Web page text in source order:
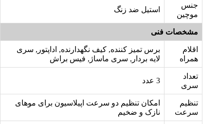
جنس
موچین
استیل ضد زنگ
مشخصات فنی
اقلام
همراه
برس تميز کننده, کیف نگهدارنده, اداپتور, سری
لایه بردار, سری ماساژ, فیس براش
تعداد
سری
تنظیم
سرعت
امکان تنظیم دو سرعت اپیلاسیون برای موهای
نازک و ضخیم